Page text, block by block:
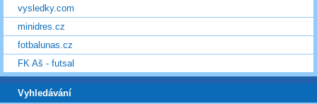
vysledky.com
minidres.cz
fotbalunas.cz
FK Aš - futsal
Vyhledávání